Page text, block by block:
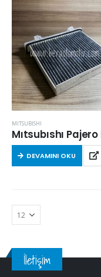
MITSUBISHI
DEVAMINI OKU
İletişim